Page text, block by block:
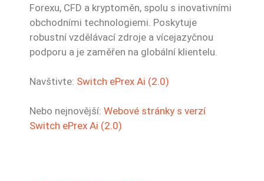
Forexu, CFD a kryptoměn, spolu s inovativními
obchodními technologiemi. Poskytuje
robustní vzdělávací zdroje a vícejazyčnou
podporu a je zaměřen na globální klientelu.
Navštivte: Switch ePrex Ai (2.0)
Nebo nejnovější: Webové stránky s verzí
Switch ePrex Ai (2.0)